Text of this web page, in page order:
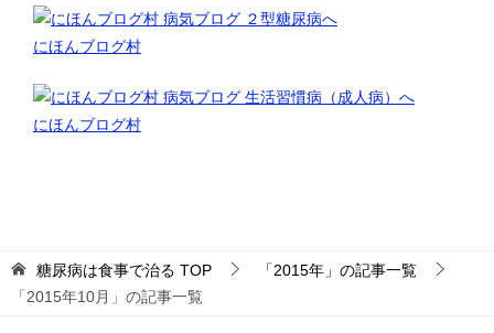
にほんブログ村
にほんブログ村
糖尿病は食事で治る TOP
「2015年」の記事一覧
「2015年10月」の記事一覧